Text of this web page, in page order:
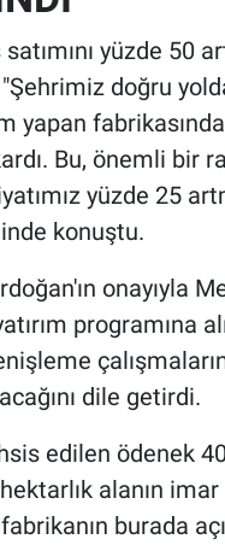
yüzde 50
doğru
yapan
Bu, önemli bir
yüzde 25
konuştu.
onayıyla
programına
dile getirdi.
edilen ödenek
alanın
burada